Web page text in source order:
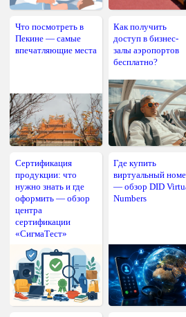
Что посмотреть в
Пекине — самые
впечатляющие места
Как получить
доступ в бизнес-
залы аэропортов
бесплатно?
Сертификация
продукции: что
нужно знать и где
оформить — обзор
центра
сертификации
«СигмаТест»
Где купить
виртуальный
— обзор DID
Numbers